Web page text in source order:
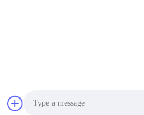
electronics Enterprise Co.,ltd .